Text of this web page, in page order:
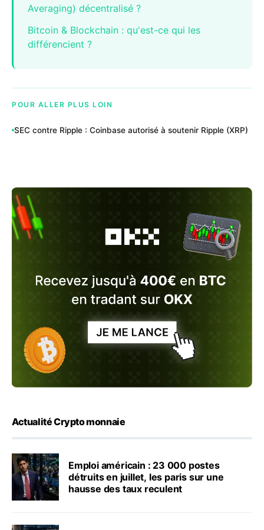
Averaging) décentralisé ?
Bitcoin & Blockchain : qu'est-ce qui les
différencient ?
POUR ALLER PLUS LOIN
SEC contre Ripple : Coinbase autorisé à soutenir Ripple (XRP)
Actualité Crypto monnaie
Emploi américain : 23 000 postes
détruits en juillet, les paris sur une
hausse des taux reculent